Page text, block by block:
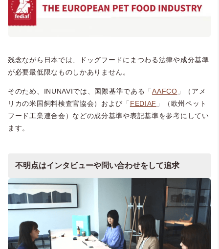
残念ながら日本では、ドッグフードにまつわる法律や成分基準
が必要最低限なものしかありません。
そのため、INUNAVIでは、国際基準である「AAFCO 」（アメ
リカの米国飼料検査官協会）および「 FEDIAF 」（欧州ペット
フード工業連合会）などの成分基準や表記基準を参考にしてい
ます。
不明点はインタビューや問い合わせをして追求